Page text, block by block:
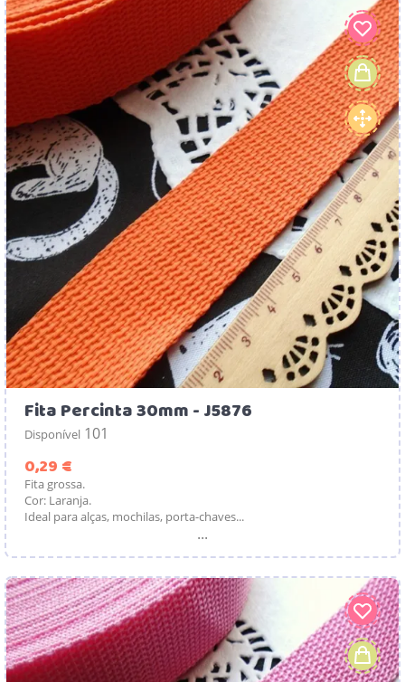
Fita Percinta 30mm - J5876
Disponível 101
0,29 €
Fita grossa.
Cor: Laranja.
Ideal para alças, mochilas, porta-chaves...
...